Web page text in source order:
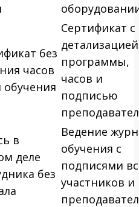
без
часов
обучения
Сертификат с
детализацией
программы,
часов и
подписью
в
деле
без
Ведение
обучения с
подписями
участников и